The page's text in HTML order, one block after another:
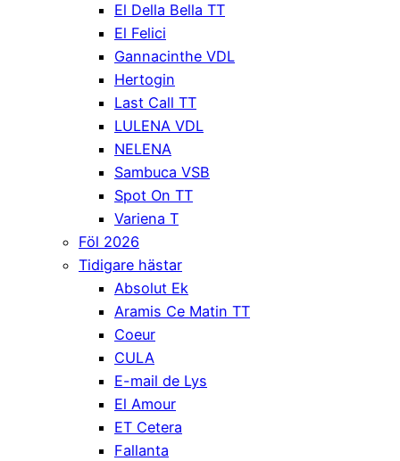
El Della Bella TT
El Felici
Gannacinthe VDL
Hertogin
Last Call TT
LULENA VDL
NELENA
Sambuca VSB
Spot On TT
Variena T
Föl 2026
Tidigare hästar
Absolut Ek
Aramis Ce Matin TT
Coeur
CULA
E-mail de Lys
El Amour
ET Cetera
Fallanta